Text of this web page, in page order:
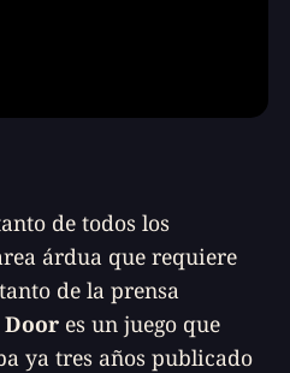
de todos los
árdua que requiere
de la prensa
Doores un juego que
ya tres años publicado